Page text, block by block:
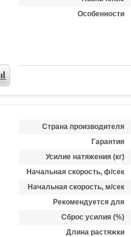
Особенности
Страна производителя
Гарантия
Усилие натяжения (кг)
Начальная скорость, ф/сек
Начальная скорость, м/сек
Рекомендуется для
Сброс усилия (%)
Длина растяжки